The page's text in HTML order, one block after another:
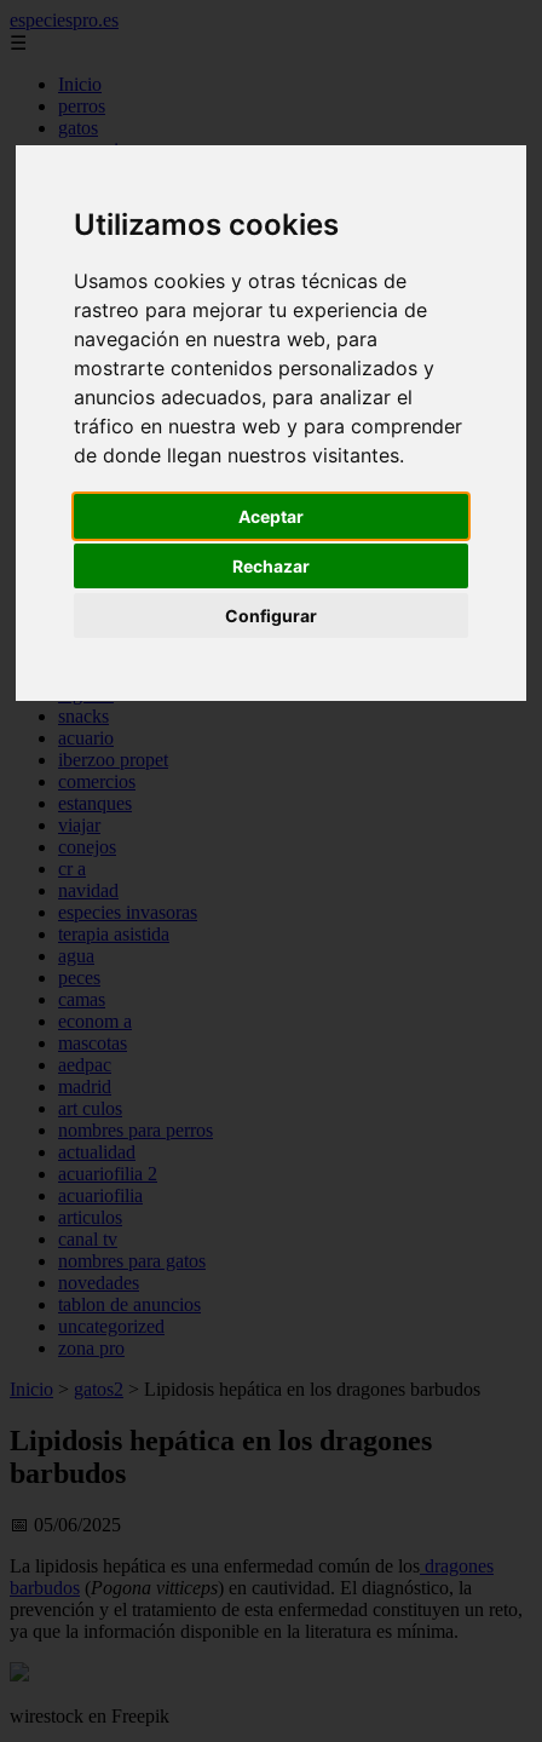
Utilizamos cookies
Usamos cookies y otras técnicas de
rastreo para mejorar tu experiencia de
navegación en nuestra web, para
mostrarte contenidos personalizados y
anuncios adecuados, para analizar el
tráfico en nuestra web y para comprender
de donde llegan nuestros visitantes.
Aceptar
Rechazar
Configurar
especiespro.es
☰
Inicio
perros
gatos
comercio
acuarios
salud
ventas
mantenimiento
aves
marketing
bienestar
peque os mam feros
verano
legislaci n
peluquer a
peluquer a canina
consejos
protagonistas
snacks
acuario
iberzoo propet
comercios
estanques
viajar
conejos
cr a
navidad
especies invasoras
terapia asistida
agua
peces
camas
econom a
mascotas
aedpac
madrid
art culos
nombres para perros
actualidad
acuariofilia 2
acuariofilia
articulos
canal tv
nombres para gatos
novedades
tablon de anuncios
uncategorized
zona pro
Inicio > gatos2 > Lipidosis hepática en los dragones barbudos
Lipidosis hepática en los dragones
barbudos
📅 05/06/2025
La lipidosis hepática es una enfermedad común de los dragones
barbudos (Pogona vitticeps) en cautividad. El diagnóstico, la
prevención y el tratamiento de esta enfermedad constituyen un reto,
ya que la información disponible en la literatura es mínima.
wirestock en Freepik